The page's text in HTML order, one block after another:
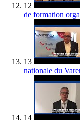
12
de formation
13
nationale du
14